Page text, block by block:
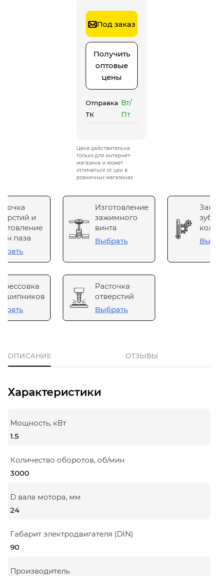
Под заказ
Получить
оптовые
цены
Отправка
ТК
Вт/
Пт
Цена действительна
только для интернет-
магазина и может
отличаться от цен в
розничных магазинах
и
паза
Изготовление
зажимного
винта
Выбрать
Расточка
отверстий
Выбрать
ОПИСАНИЕ ОТЗЫВЫ
Характеристики
Мощность, кВт
1.5
Количество оборотов, об/мин
3000
D вала мотора, мм
24
Габарит электродвигателя (DIN)
90
Производитель